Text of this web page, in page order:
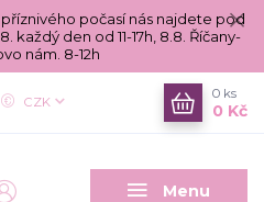
počasí nás najdete pod
každý den od 11-17h, 8.8. Říčany-
nám. 8-12h
Menu
CZK
0 ks
0 Kč